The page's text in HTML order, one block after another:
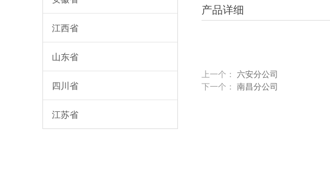
江西省
山东省
四川省
江苏省
产品详细
上一个： 六安分公司
下一个： 南昌分公司